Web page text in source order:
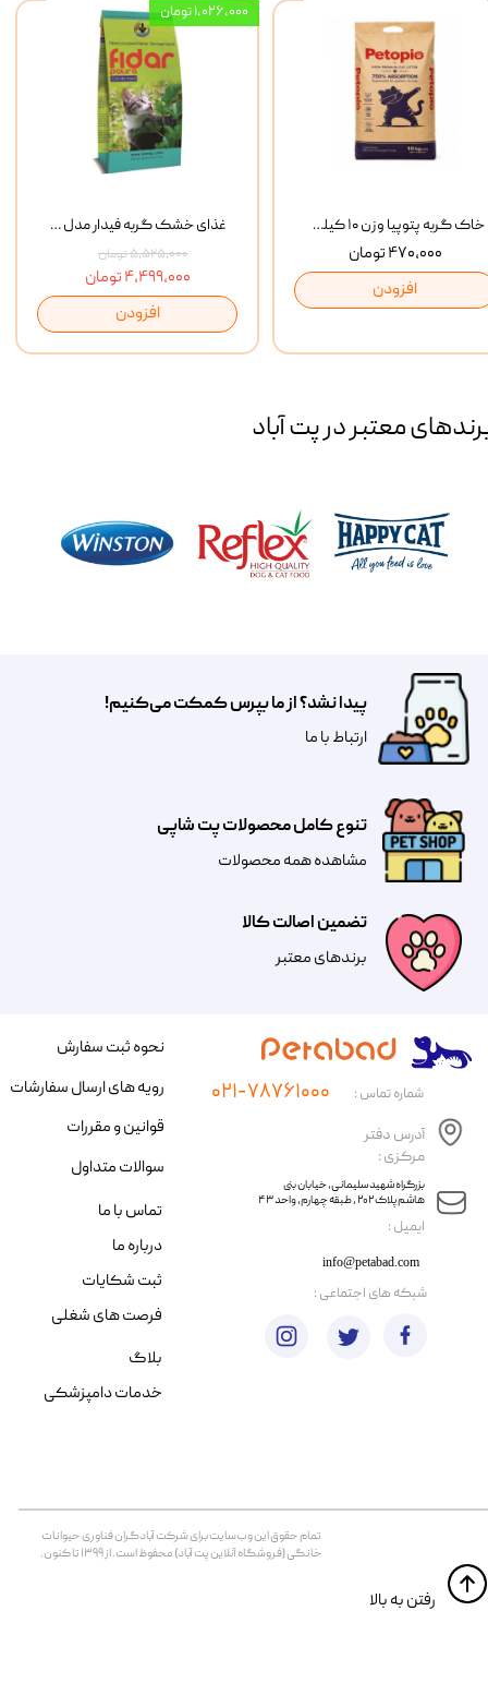
غذای خشک گربه فیدار مدل Adult وزن 10 کیلوگرم
۵,۵۲۵,۰۰۰ تومان
۴,۴۹۹,۰۰۰ تومان
افزودن
۱,۰۲۶,۰۰۰ تومان
خاک گربه پتوپیا وزن ۱۰ کیلوگرم
۴۷۰,۰۰۰ تومان
افزودن
معتبر در پت آباد
تضمین اصالت کالا
​​برندهای معتبر​​​​​​​
تنوع کامل محصولات پت شاپی
مشاهده همه محصولات
پیدا نشد؟ از ما بپرس کمکت می‌کنیم!
​​​ارتباط با ما
​ایمیل :
آدرس دفتر
مرکزی :
info@petabad.com
​​بزرگراه شهید سلیمانی، خیابان بنی
هاشم پلاک ۲۰۲ ، طبقه چهارم، واحد ۴۳
شماره تماس : ۰۲۱-۷۸۷۶۱۰۰۰
تمام حقوق اين وب‌سايت برای شرکت آبادگران فناوری حیوانات
خانگی (فروشگاه آنلاین پت آباد) محفوظ است. از ۱۳۹۹ تا کنون.
​​رفتن به بالا
نحوه ثبت سفارش
رویه های ارسال سفارشات
قوانین و مقررات
سوالات متداول
تماس با ما
درباره ما
ثبت شکایات
فرصت های شغلی
​شبکه های اجتماعی :
بلاگ
خدمات دامپزشکی